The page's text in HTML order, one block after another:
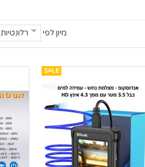
מיון לפי רלונטיות
SALE